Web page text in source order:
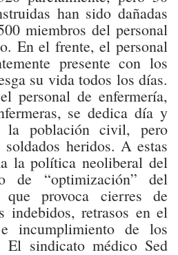
han sido dañadas
miembros del personal
En el frente, el personal
presente con los
su vida todos los días.
personal de enfermería,
se dedica día y
población civil, pero
heridos. A estas
la política neoliberal del
de “optimización” del
provoca cierres de
indebidos, retrasos en el
incumplimiento de los
El sindicato médico Sed